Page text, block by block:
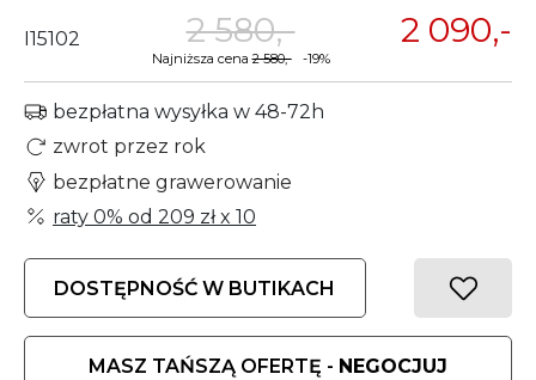
I15102 2 090,-
2 580,-
Najniższa cena2 580,--19%
bezpłatna wysyłka w 48-72h
zwrot przez rok
bezpłatne grawerowanie
raty 0% od 209 złx 10
DOSTĘPNOŚĆ W BUTIKACH
MASZ TAŃSZĄ OFERTĘ - NEGOCJUJ